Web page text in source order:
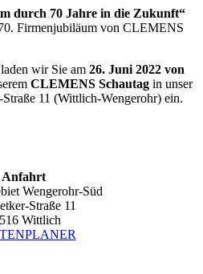
durch 70 Jahre in die Zukunft“
Firmenjubiläum von CLEMENS
wir Sie am 26. Juni 2022 von
CLEMENS Schautag in unser
11 (Wittlich-Wengerohr) ein.
Anfahrt
Wengerohr-Süd
Straße 11
Wittlich